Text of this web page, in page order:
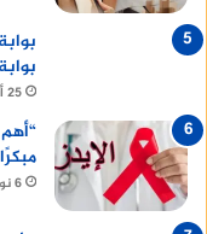
25 أبريل، 2023
6 نوفمبر، 2024